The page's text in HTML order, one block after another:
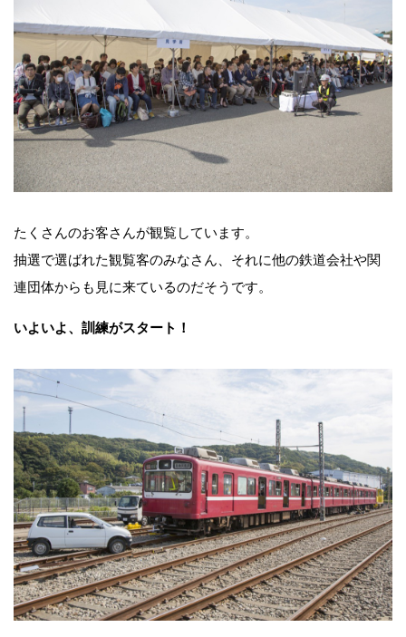
たくさんのお客さんが観覧しています。
抽選で選ばれた観覧客のみなさん、それに他の鉄道会社や関
連団体からも見に来ているのだそうです。
いよいよ、訓練がスタート！